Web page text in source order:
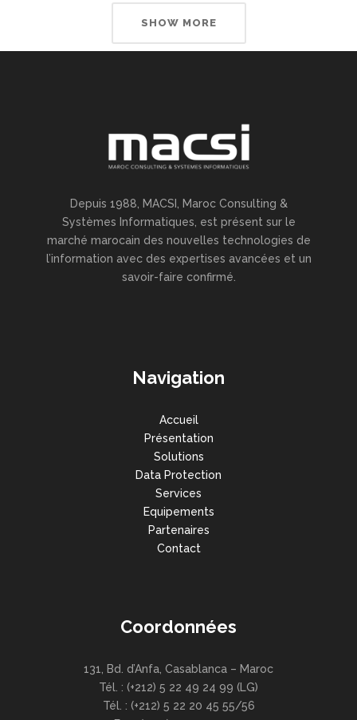
SHOW MORE
Depuis 1988, MACSI, Maroc Consulting &
Systèmes Informatiques, est présent sur le
marché marocain des nouvelles technologies de
l’information avec des expertises avancées et un
savoir-faire confirmé.
Navigation
Accueil
Présentation
Solutions
Data Protection
Services
Equipements
Partenaires
Contact
Coordonnées
131, Bd. d’Anfa, Casablanca – Maroc
Tél. : (+212) 5 22 49 24 99 (LG)
Tél. : (+212) 5 22 20 45 55/56